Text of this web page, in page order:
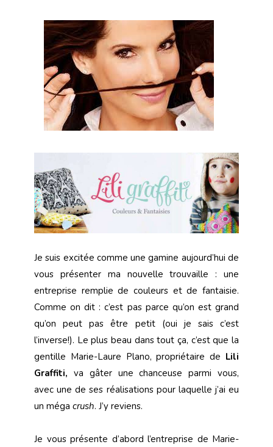
Je suis excitée comme une gamine aujourd’hui de
vous présenter ma nouvelle trouvaille : une
entreprise remplie de couleurs et de fantaisie.
Comme on dit : c’est pas parce qu’on est grand
qu’on peut pas être petit (oui je sais c’est
l’inverse!). Le plus beau dans tout ça, c’est que la
gentille Marie-Laure Plano, propriétaire de Lili
Graffiti, va gâter une chanceuse parmi vous,
avec une de ses réalisations pour laquelle j’ai eu
un méga crush. J’y reviens.
Je vous présente d’abord l’entreprise de Marie-